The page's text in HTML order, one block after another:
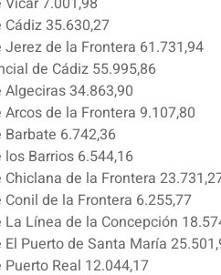
35.630,27
de la Frontera 61.731,94
de Cádiz 55.995,86
34.863,90
de la Frontera 9.107,80
6.742,36
Barrios 6.544,16
de la Frontera
de la Frontera 6.255,77
Línea de la Concepción
Puerto de Santa María
Real 12.044,17